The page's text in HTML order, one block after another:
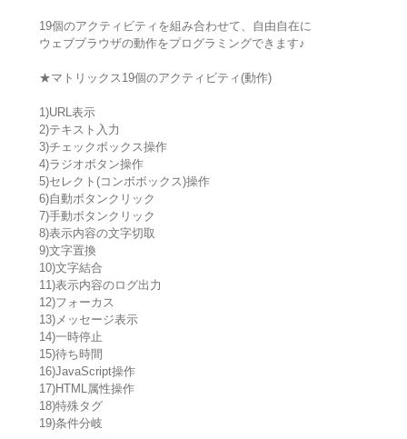
19個のアクティビティを組み合わせて、自由自在に
ウェブブラウザの動作をプログラミングできます♪
★マトリックス19個のアクティビティ(動作)
1)URL表示
2)テキスト入力
3)チェックボックス操作
4)ラジオボタン操作
5)セレクト(コンボボックス)操作
6)自動ボタンクリック
7)手動ボタンクリック
8)表示内容の文字切取
9)文字置換
10)文字結合
11)表示内容のログ出力
12)フォーカス
13)メッセージ表示
14)一時停止
15)待ち時間
16)JavaScript操作
17)HTML属性操作
18)特殊タグ
19)条件分岐